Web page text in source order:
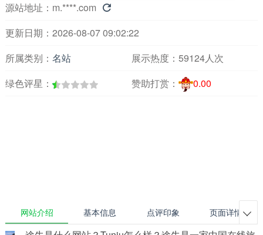
源站地址： m.****.com 
更新日期：2026-08-07 09:02:22
所属类别： 名站 展示热度： 59124人次
绿色评星：
赞助打赏： 0.00
网站介绍 基本信息 点评印象 页面详情 